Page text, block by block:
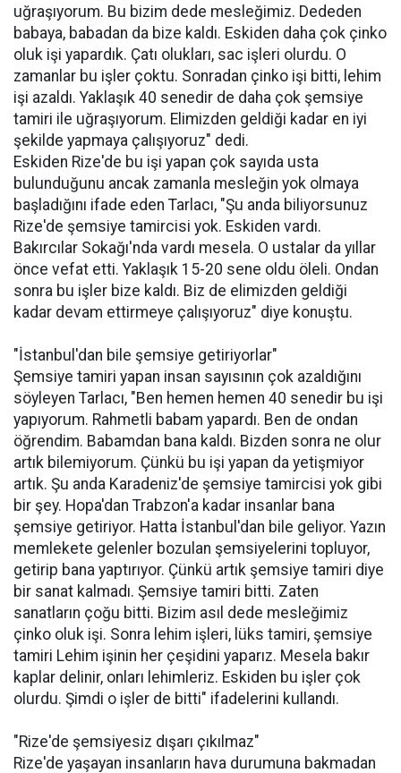
uğraşıyorum. Bu bizim dede mesleğimiz. Dededen
babaya, babadan da bize kaldı. Eskiden daha çok çinko
oluk işi yapardık. Çatı olukları, sac işleri olurdu. O
zamanlar bu işler çoktu. Sonradan çinko işi bitti, lehim
işi azaldı. Yaklaşık 40 senedir de daha çok şemsiye
tamiri ile uğraşıyorum. Elimizden geldiği kadar en iyi
şekilde yapmaya çalışıyoruz" dedi.
Eskiden Rize'de bu işi yapan çok sayıda usta
bulunduğunu ancak zamanla mesleğin yok olmaya
başladığını ifade eden Tarlacı, "Şu anda biliyorsunuz
Rize'de şemsiye tamircisi yok. Eskiden vardı.
Bakırcılar Sokağı'nda vardı mesela. O ustalar da yıllar
önce vefat etti. Yaklaşık 15-20 sene oldu öleli. Ondan
sonra bu işler bize kaldı. Biz de elimizden geldiği
kadar devam ettirmeye çalışıyoruz" diye konuştu.
"İstanbul'dan bile şemsiye getiriyorlar"
Şemsiye tamiri yapan insan sayısının çok azaldığını
söyleyen Tarlacı, "Ben hemen hemen 40 senedir bu işi
yapıyorum. Rahmetli babam yapardı. Ben de ondan
öğrendim. Babamdan bana kaldı. Bizden sonra ne olur
artık bilemiyorum. Çünkü bu işi yapan da yetişmiyor
artık. Şu anda Karadeniz'de şemsiye tamircisi yok gibi
bir şey. Hopa'dan Trabzon'a kadar insanlar bana
şemsiye getiriyor. Hatta İstanbul'dan bile geliyor. Yazın
memlekete gelenler bozulan şemsiyelerini topluyor,
getirip bana yaptırıyor. Çünkü artık şemsiye tamiri diye
bir sanat kalmadı. Şemsiye tamiri bitti. Zaten
sanatların çoğu bitti. Bizim asıl dede mesleğimiz
çinko oluk işi. Sonra lehim işleri, lüks tamiri, şemsiye
tamiri Lehim işinin her çeşidini yaparız. Mesela bakır
kaplar delinir, onları lehimleriz. Eskiden bu işler çok
olurdu. Şimdi o işler de bitti" ifadelerini kullandı.
"Rize'de şemsiyesiz dışarı çıkılmaz"
Rize'de yaşayan insanların hava durumuna bakmadan